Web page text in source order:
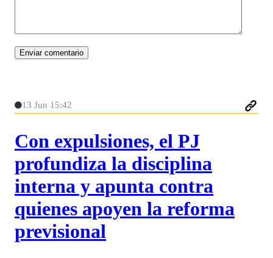
13 Jun 15:42
Con expulsiones, el PJ
profundiza la disciplina
interna y apunta contra
quienes apoyen la reforma
previsional